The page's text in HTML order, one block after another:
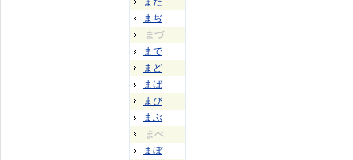
まぢ
まづ
まで
まど
まば
まび
まぶ
まべ
まぼ